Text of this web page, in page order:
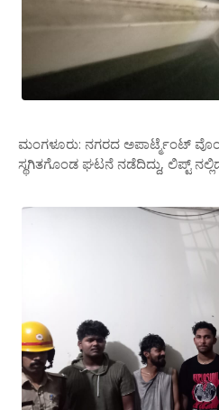
ಮಂಗಳೂರು: ನಗರದ ಅಪಾರ್ಟ್ಮೆಂಟ್
ಸ್ಥಗಿತಗೊಂಡ ಘಟನೆ ನಡೆದಿದ್ದು, ಲಿಪ್ಟ್